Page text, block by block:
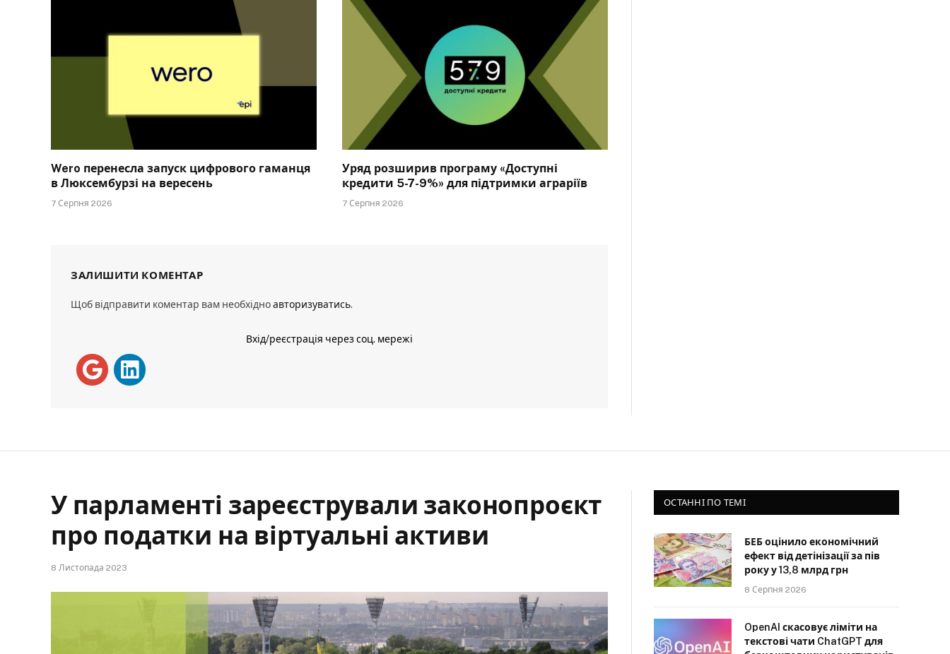
Wero перенесла запуск цифрового гаманця
в Люксембурзі на вересень
7 Серпня 2026
Уряд розширив програму «Доступні
кредити 5-7-9%» для підтримки аграріїв
7 Серпня 2026
ЗАЛИШИТИ КОМЕНТАР
Щоб відправити коментар вам необхідноавторизуватись.
Вхід/реєстрація через соц. мережі
У парламенті зареєстрували законопроєкт
про податки на віртуальні активи
8 Листопада 2023
ОСТАННІ ПО ТЕМІ
БЕБ оцінило економічний
ефект від детінізації за пів
року у 13,8 млрд грн
8 Серпня 2026
OpenAI скасовує ліміти на
текстові чати ChatGPT для